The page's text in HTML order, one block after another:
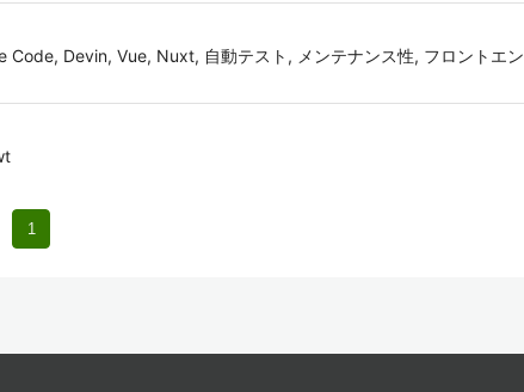
Devin, Vue, Nuxt, 自動テスト, メンテナンス性, フロントエン
1